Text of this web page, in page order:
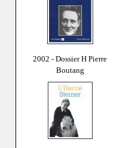
2002 - Dossier H Pierre
Boutang